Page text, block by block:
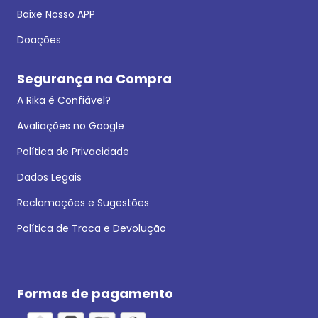
Baixe Nosso APP
Doações
Segurança na Compra
A Rika é Confiável?
Avaliações no Google
Política de Privacidade
Dados Legais
Reclamações e Sugestões
Política de Troca e Devolução
Formas de pagamento